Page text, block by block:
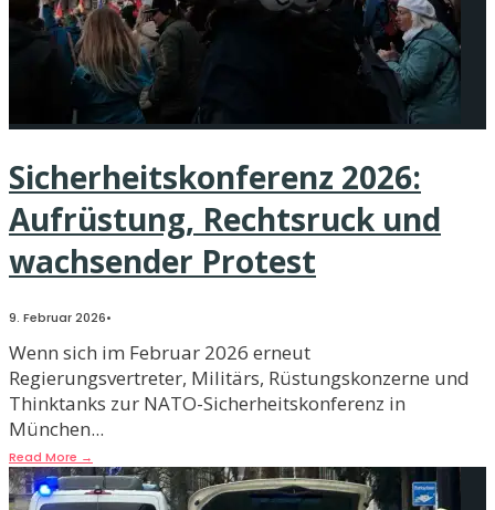
Sicherheitskonferenz 2026:
Aufrüstung, Rechtsruck und
wachsender Protest
9. Februar 2026•
Wenn sich im Februar 2026 erneut
Regierungsvertreter, Militärs, Rüstungskonzerne und
Thinktanks zur NATO-Sicherheitskonferenz in
München...
Read More →